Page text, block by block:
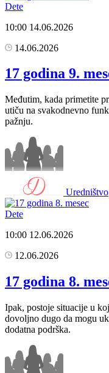
Dete
10:00 14.06.2026
14.06.2026
17 godina 9.
Međutim, kada primetite
utiču na svakodnevno
pažnju.
Uredništvo
Dete
10:00 12.06.2026
12.06.2026
17 godina 8.
Ipak, postoje situacije u
dovoljno dugo da mogu
dodatna podrška.